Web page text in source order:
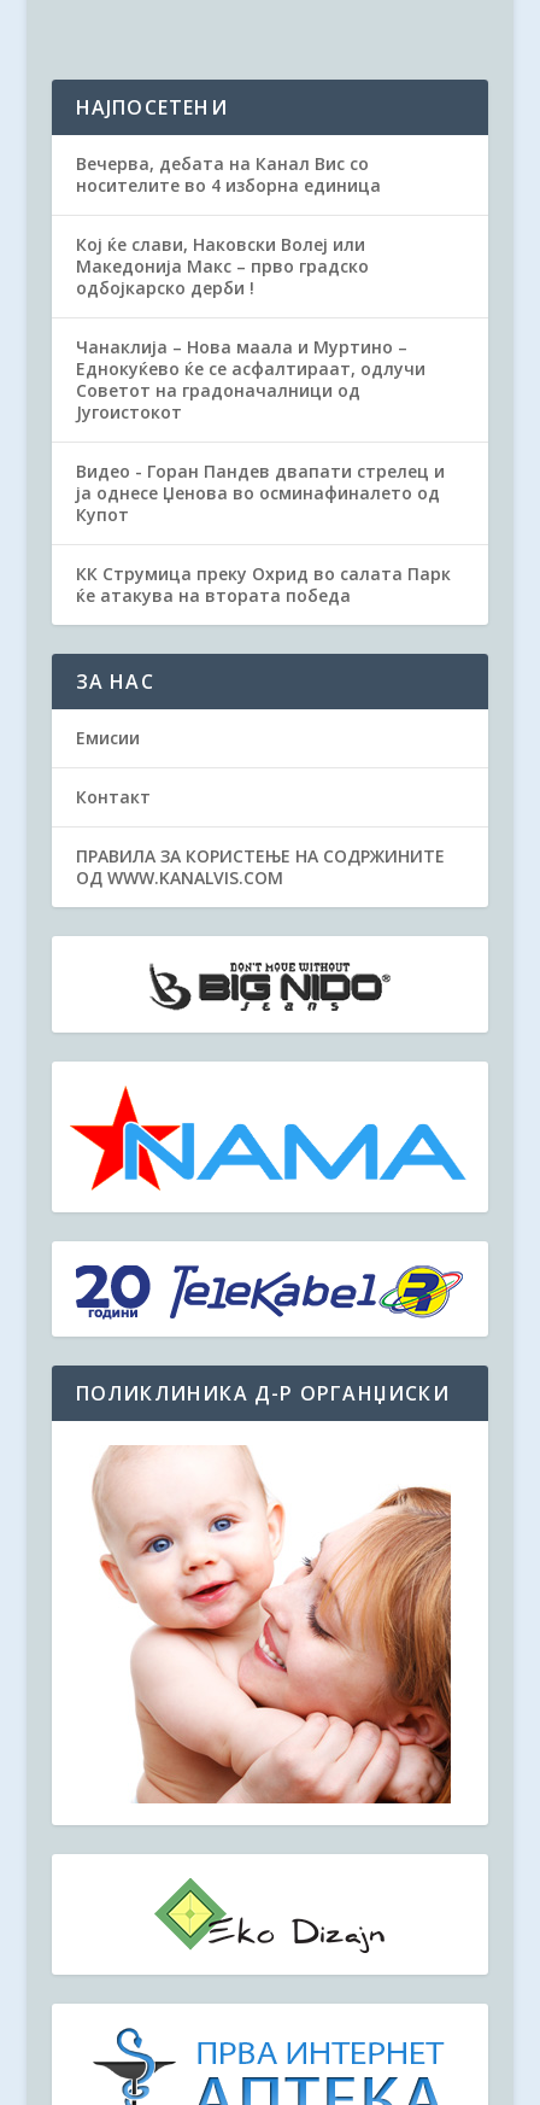
НАЈПОСЕТЕНИ
Вечерва, дебата на Канал Вис со
носителите во 4 изборна единица
Кој ќе слави, Наковски Волеј или
Македонија Макс – прво градско
одбојкарско дерби !
Чанаклија – Нова маала и Муртино –
Еднокуќево ќе се асфалтираат, одлучи
Советот на градоначалници од
Југоистокот
Видео - Горан Пандев двапати стрелец и
ја однесе Џенова во осминафиналето од
Купот
КК Струмица преку Охрид во салата Парк
ќе атакува на втората победа
ЗА НАС
Емисии
Контакт
ПРАВИЛА ЗА КОРИСТЕЊЕ НА СОДРЖИНИТЕ
ОД WWW.KANALVIS.COM
ПОЛИКЛИНИКА Д-Р ОРГАНЏИСКИ